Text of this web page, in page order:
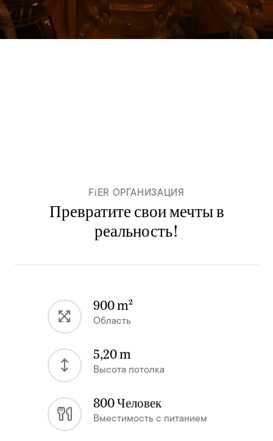
FiER ОРГАНИЗАЦИЯ
Превратите свои мечты в
реальность!
900 m²
Область
5,20 m
Высота потолка
800 Человек
Вместимость с питанием